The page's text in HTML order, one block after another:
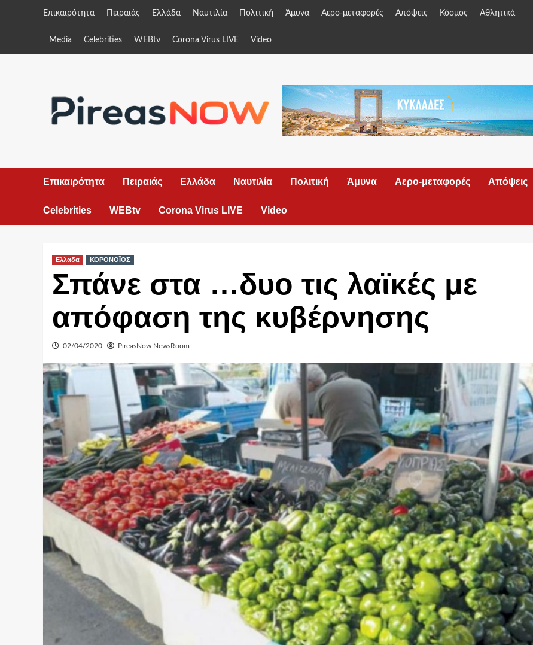
Επικαιρότητα Πειραιάς Ελλάδα Ναυτιλία Πολιτική Άμυνα Αερο-μεταφορές Απόψεις Κόσμος Αθλητικά
Media Celebrities WEBtv Corona Virus LIVE Video
Επικαιρότητα Πειραιάς Ελλάδα Ναυτιλία Πολιτική Άμυνα Αερο-μεταφορές Απόψεις
Celebrities WEBtv Corona Virus LIVE Video
Ελλαδα ΚΟΡΟΝΟΪΟΣ
Σπάνε στα …δυο τις λαϊκές με
απόφαση της κυβέρνησης
02/04/2020 PireasNow NewsRoom